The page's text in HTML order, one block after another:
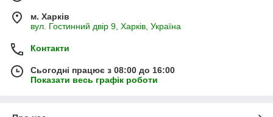
м. Харків
вул. Гостинний двір 9, Харків, Україна
Контакти
Сьогодні працює з 08:00 до 16:00
Показати весь графік роботи